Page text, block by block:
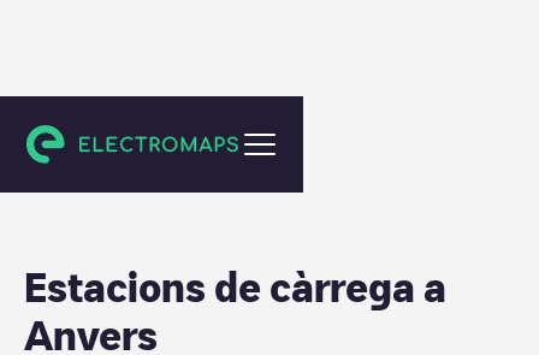
Bèlgica
Estacions de càrrega a
Anvers